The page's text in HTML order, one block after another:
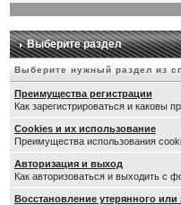
Выберите раздел
Выберите нужный раздел из
Преимущества регистрации
Как зарегистрироваться и каковы
Cookies и их использование
Преимущества использования
Авторизация и выход
Как авторизоваться и выходить с
Восстановление утерянного или